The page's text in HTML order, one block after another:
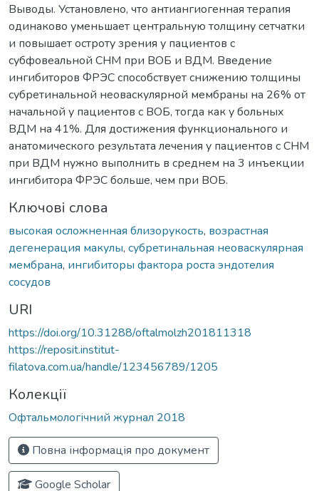
Выводы. Установлено, что антиангиогенная терапия
одинаково уменьшает центральную толщину сетчатки
и повышает остроту зрения у пациентов с
субфовеальной СНМ при ВОБ и ВДМ. Введение
ингибиторов ФРЭС способствует снижению толщины
субретинальной неоваскулярной мембраны на 26% от
начальной у пациентов с ВОБ, тогда как у больных
ВДМ на 41%. Для достижения функционального и
анатомического результата лечения у пациентов с СНМ
при ВДМ нужно выполнить в среднем на 3 инъекции
ингибитора ФРЭС больше, чем при ВОБ.
Ключові слова
высокая осложненная близорукость, возрастная
дегенерация макулы, субретинальная неоваскулярная
мембрана, ингибиторы фактора роста эндотелия
сосудов
URI
https://doi.org/10.31288/oftalmolzh201811318
https://reposit.institut-
filatova.com.ua/handle/123456789/1205
Колекції
Офтальмологічний журнал 2018
Повна інформація про документ
Google Scholar